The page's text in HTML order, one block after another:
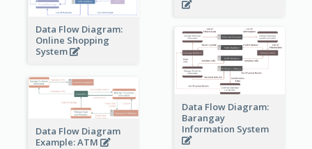
Data Flow Diagram:
Online Shopping
System
Data Flow Diagram:
Barangay
Information System
Data Flow Diagram
Example: ATM